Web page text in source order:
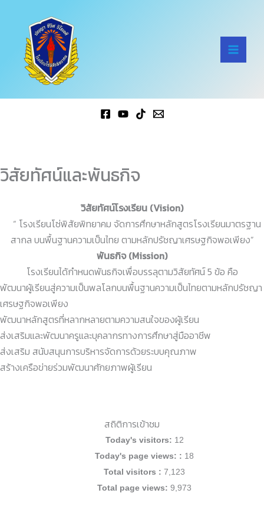
content
วิสัยทัศน์และพันธกิจ
วิสัยทัศน์โรงเรียน (Vision)
“ โรงเรียนโซ่พิสัยพิทยาคม จัดการศึกษาหลักสูตรโรงเรียนมาตรฐาน
สากล บนพื้นฐานความเป็นไทย ตามหลักปรัชญาเศรษฐกิจพอเพียง”
พันธกิจ (Mission)
โรงเรียนได้กำหนดพันธกิจเพื่อบรรลุตามวิสัยทัศน์ 5 ข้อ คือ
พัฒนาผู้เรียนสู่ความเป็นพลโลกบนพื้นฐานความเป็นไทยตามหลักปรัชญา
เศรษฐกิจพอเพียง
พัฒนาหลักสูตรที่หลากหลายตามความสนใจของผู้เรียน
ส่งเสริมและพัฒนาครูและบุคลากรทางการศึกษาสู่มืออาชีพ
ส่งเสริม สนับสนุนการบริหารจัดการด้วยระบบคุณภาพ
สร้างเครือข่ายร่วมพัฒนาศักยภาพผู้เรียน
สถิติการเข้าชม
Today's visitors: 12
Today's page views: : 18
Total visitors : 7,123
Total page views: 9,973